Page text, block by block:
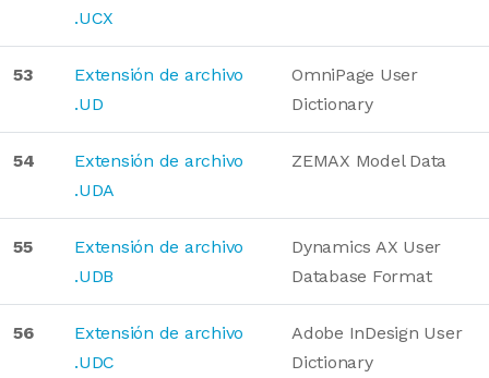
.UCX
53
Extensión de archivo
.UD
OmniPage User
Dictionary
54
Extensión de archivo
.UDA
ZEMAX Model Data
55
Extensión de archivo
.UDB
Dynamics AX User
Database Format
56
Extensión de archivo
.UDC
Adobe InDesign User
Dictionary